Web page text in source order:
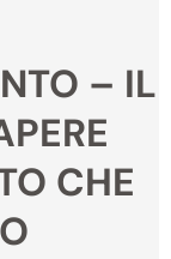
– IL
CHE